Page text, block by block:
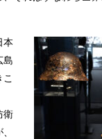
本
島
衛